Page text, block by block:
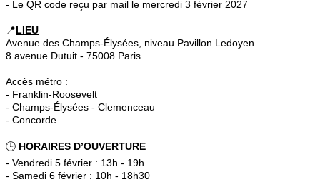
- Le QR code reçu par mail le mercredi 3 février 2027
📍LIEU
Avenue des Champs-Élysées, niveau Pavillon Ledoyen
8 avenue Dutuit - 75008 Paris
Accès métro :
- Franklin-Roosevelt
- Champs-Élysées - Clemenceau
- Concorde
🕒 HORAIRES D’OUVERTURE
- Vendredi 5 février : 13h - 19h
- Samedi 6 février : 10h - 18h30